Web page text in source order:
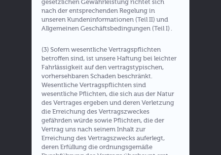
gesetzlichen Gewährleistung richtet sich
nach der entsprechenden Regelung in
unseren Kundeninformationen (Teil II) und
Allgemeinen Geschäftsbedingungen (Teil I) .
(3) Sofern wesentliche Vertragspflichten
betroffen sind, ist unsere Haftung bei leichter
Fahrlässigkeit auf den vertragstypischen,
vorhersehbaren Schaden beschränkt.
Wesentliche Vertragspflichten sind
wesentliche Pflichten, die sich aus der Natur
des Vertrages ergeben und deren Verletzung
die Erreichung des Vertragszweckes
gefährden würde sowie Pflichten, die der
Vertrag uns nach seinem Inhalt zur
Erreichung des Vertragszwecks auferlegt,
deren Erfüllung die ordnungsgemäße